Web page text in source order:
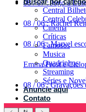
08 / 07 : Jogo a
08 / 06 : Rachel
08 / 06 : Marvel
Emma Frost e
08 / 06 : Gravações
Central
Central
Cinema
Críticas
Famosos
Musica
Quadrinhos
Streaming
Séries e
Anuncie aqui
Contato